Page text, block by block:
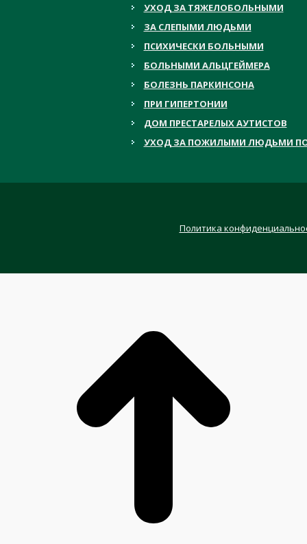
УХОД ЗА ТЯЖЕЛОБОЛЬНЫМИ
ЗА СЛЕПЫМИ ЛЮДЬМИ
ПСИХИЧЕСКИ БОЛЬНЫМИ
БОЛЬНЫМИ АЛЬЦГЕЙМЕРА
БОЛЕЗНЬ ПАРКИНСОНА
ПРИ ГИПЕРТОНИИ
ДОМ ПРЕСТАРЕЛЫХ АУТИСТОВ
УХОД ЗА ПОЖИЛЫМИ ЛЮДЬМИ
Политика